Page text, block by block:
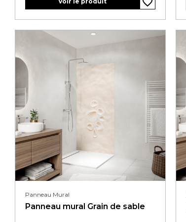
Panneau Mural
Panneau mural Grain de sable